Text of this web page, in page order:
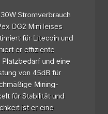
Stromverbrauch
DG2 Mini leises
für Litecoin und
er effiziente
und eine
von 45dB für
Mining-
für Stabilität und
ist er eine